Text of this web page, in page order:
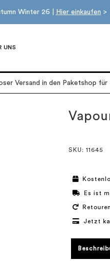
Winter 26 | Hier einkaufen >
UNS
Versand in den Paketshop für
SKU : 11645
Es ist
Jetzt